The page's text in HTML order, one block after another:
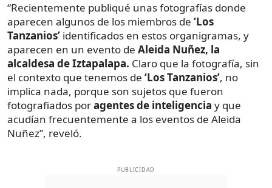
“Recientemente publiqué unas fotografías donde
aparecen algunos de los miembros de ‘Los
Tanzanios’ identificados en estos organigramas, y
aparecen en un evento de Aleida Nuñez, la
alcaldesa de Iztapalapa. Claro que la fotografía, sin
el contexto que tenemos de ‘Los Tanzanios’, no
implica nada, porque son sujetos que fueron
fotografiados poragentes de inteligencia y que
acudían frecuentemente a los eventos de Aleida
Nuñez”, reveló.
PUBLICIDAD